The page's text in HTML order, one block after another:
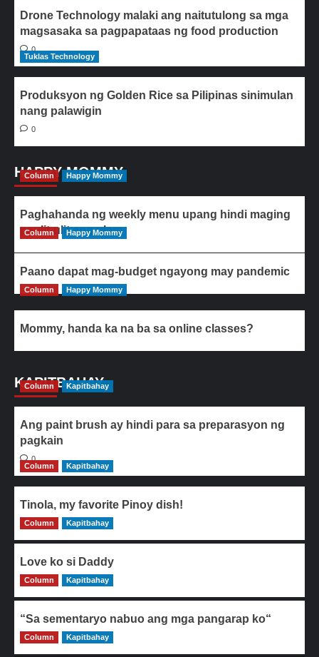
Drone Technology malaki ang naitutulong sa mga
magsasaka sa pagpapataas ng food production
0
Tuklas Technology
Produksyon ng Golden Rice sa Pilipinas sinimulan
nang palawigin
0
HAPPY MOMMY
Column Happy Mommy
Paghahanda ng weekly menu upang hindi maging
paulit-ulit ang ulam
Column Happy Mommy
Paano dapat mag-budget ngayong may pandemic
Column Happy Mommy
Mommy, handa ka na ba sa online classes?
KAPITBAHAY
Column Kapitbahay
Ang paint brush ay hindi para sa preparasyon ng
pagkain
0
Column
Kapitbahay
Tinola, my favorite Pinoy dish!
0
Column Kapitbahay
Love ko si Daddy
0
Column Kapitbahay
“Sa sementaryo nabuo ang mga pangarap ko“
0
Column Kapitbahay